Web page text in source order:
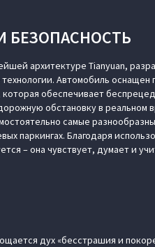
БЕЗОПАСНОСТЬ
архитектуре Tianyuan,
Автомобиль
которая обеспечивает
обстановку в реальном
самые
паркингах. Благодаря
– она чувствует, думает и
дух «бесстрашия и